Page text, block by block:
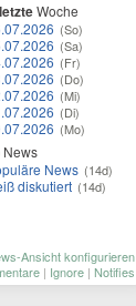
Woche
(So)
(Sa)
(Fr)
(Do)
(Mi)
(Di)
(Mo)
News
News (14d)
diskutiert (14d)
Ansicht konfigurieren
| Ignore | Notifies